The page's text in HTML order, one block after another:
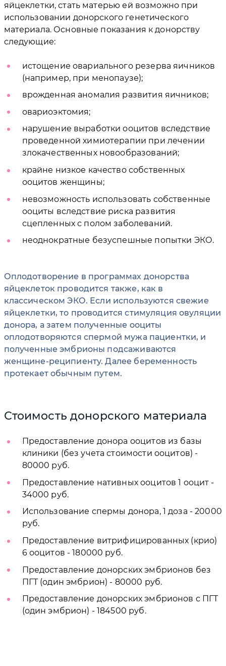
яйцеклетки, стать матерью ей возможно при
использовании донорского генетического
материала. Основные показания к донорству
следующие:
истощение овариального резерва яичников
(например, при менопаузе);
врожденная аномалия развития яичников;
овариоэктомия;
нарушение выработки ооцитов вследствие
проведенной химиотерапии при лечении
злокачественных новообразований;
крайне низкое качество собственных
ооцитов женщины;
невозможность использовать собственные
ооциты вследствие риска развития
сцепленных с полом заболеваний.
неоднократные безуспешные попытки ЭКО.
Оплодотворение в программах донорства
яйцеклеток проводится также, как в
классическом ЭКО. Если используются свежие
яйцеклетки, то проводится стимуляция овуляции
донора, а затем полученные ооциты
оплодотворяются спермой мужа пациентки, и
полученные эмбрионы подсаживаются
женщине-реципиенту. Далее беременность
протекает обычным путем.
Стоимость донорского материала
Предоставление донора ооцитов из базы
клиники (без учета стоимости ооцитов) -
80000 руб.
Предоставление нативных ооцитов 1 ооцит -
34000 руб.
Использование спермы донора, 1 доза - 20000
руб.
Предоставление витрифицированных (крио)
6 ооцитов - 180000 руб.
Предоставление донорских эмбрионов без
ПГТ (один эмбрион) - 80000 руб.
Предоставление донорских эмбрионов с ПГТ
(один эмбрион) - 184500 руб.